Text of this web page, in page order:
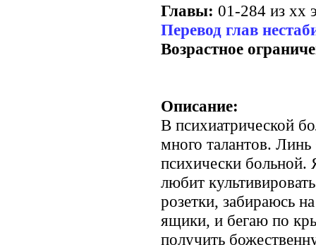
Главы: 01-284 из хх
Перевод глав
Возрастное
Описание:
В психиатрической
много талантов.
психически
любит
розетки, забираюсь
ящики, и бегаю по
получить